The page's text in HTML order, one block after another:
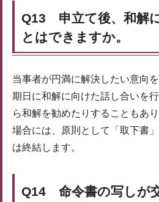
Q13 申立て後、和解
とはできますか。
当事者が円満に解決したい意向
期日に和解に向けた話し合いを
ら和解を勧めたりすることもあ
場合には、原則として「取下書
は終結します。
Q14 命令書の写しが